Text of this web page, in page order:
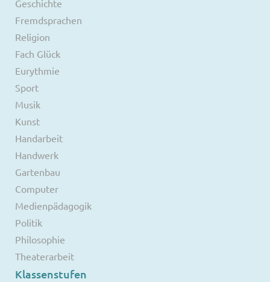
Geschichte
Fremdsprachen
Religion
Fach Glück
Eurythmie
Sport
Musik
Kunst
Handarbeit
Handwerk
Gartenbau
Computer
Medienpädagogik
Politik
Philosophie
Theaterarbeit
Klassenstufen